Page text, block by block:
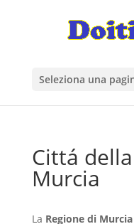
Seleziona una
Cittá
Murcia
La Regione di